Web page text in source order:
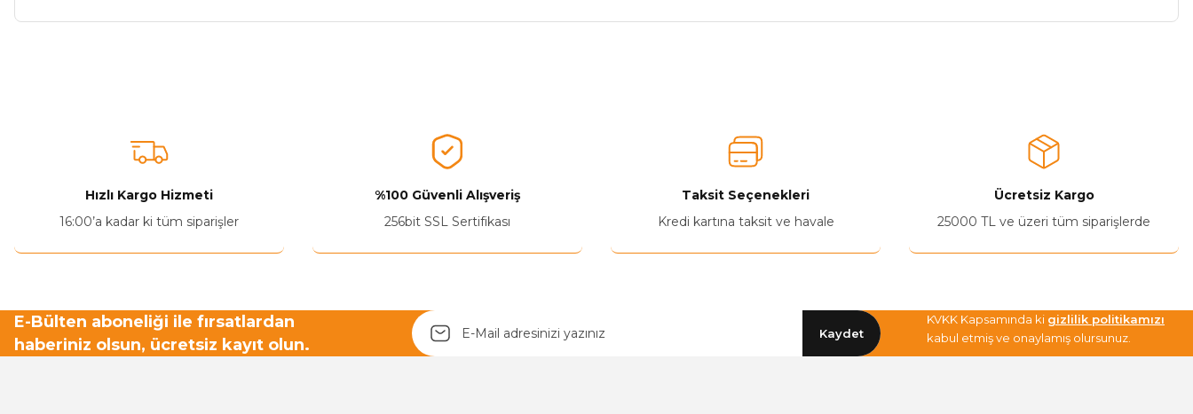
Ürün açıklamasında eksik bilgiler bulunuyor.
Hızlı Kargo Hizmeti
16:00’a kadar ki tüm siparişler
%100 Güvenli Alışveriş
256bit SSL Sertifikası
Taksit Seçenekleri
Kredi kartına taksit ve havale
Ücretsiz Kargo
25000 TL ve üzeri tüm siparişlerde
E-Bülten aboneliği ile fırsatlardan
haberiniz olsun, ücretsiz kayıt olun.
Kaydet
KVKK Kapsamında ki gizlilik politikamızı
kabul etmiş ve onaylamış olursunuz.